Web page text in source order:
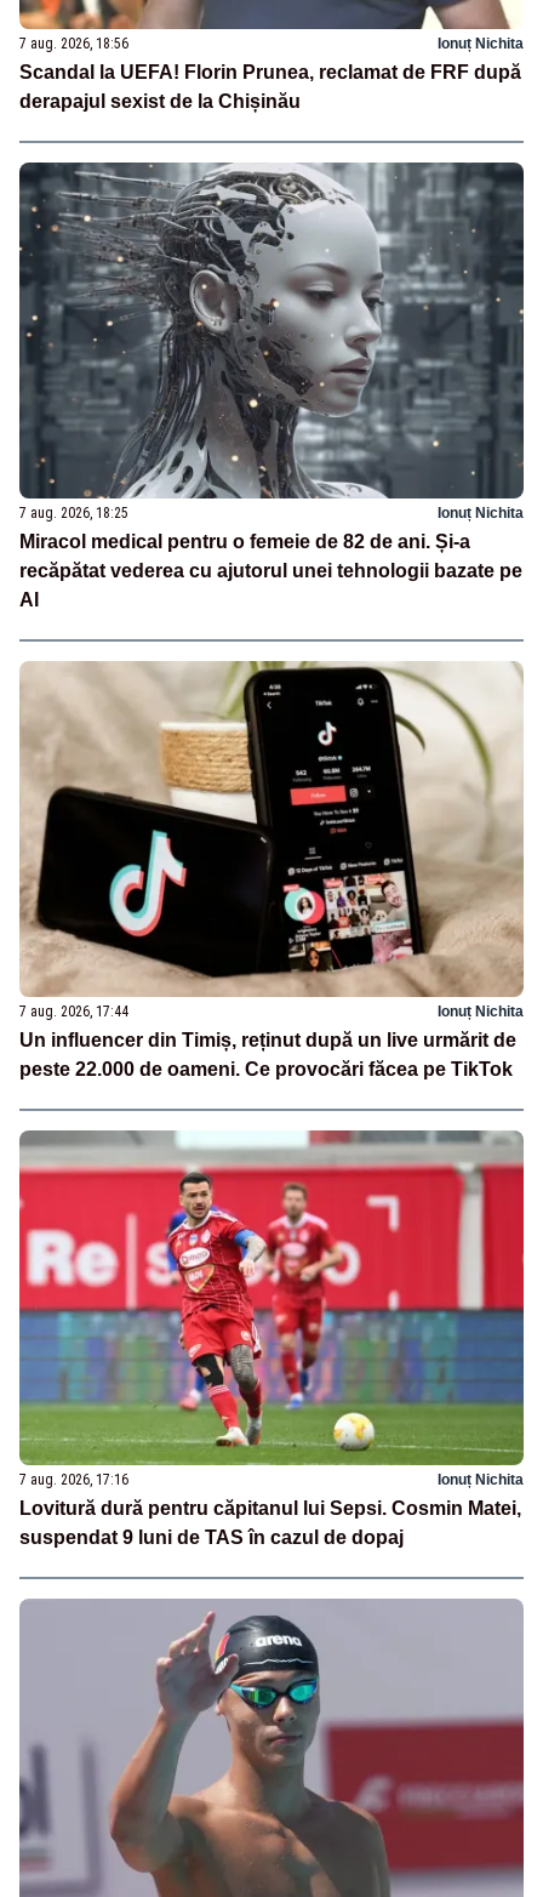
7 aug. 2026, 18:56 Ionuț Nichita
Scandal la UEFA! Florin Prunea, reclamat de FRF după
derapajul sexist de la Chișinău
7 aug. 2026, 18:25 Ionuț Nichita
Miracol medical pentru o femeie de 82 de ani. Și-a
recăpătat vederea cu ajutorul unei tehnologii bazate pe
AI
7 aug. 2026, 17:44 Ionuț Nichita
Un influencer din Timiș, reținut după un live urmărit de
peste 22.000 de oameni. Ce provocări făcea pe TikTok
7 aug. 2026, 17:16 Ionuț Nichita
Lovitură dură pentru căpitanul lui Sepsi. Cosmin Matei,
suspendat 9 luni de TAS în cazul de dopaj